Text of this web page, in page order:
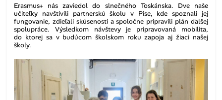
Erasmus+ nás zaviedol do slnečného Toskánska. Dve naše
učiteľky navštívili partnerskú školu v Pise, kde spoznali jej
fungovanie, zdieľali skúsenosti a spoločne pripravili plán ďalšej
spolupráce. Výsledkom návštevy je pripravovaná mobilita,
do ktorej sa v budúcom školskom roku zapoja aj žiaci našej
školy.